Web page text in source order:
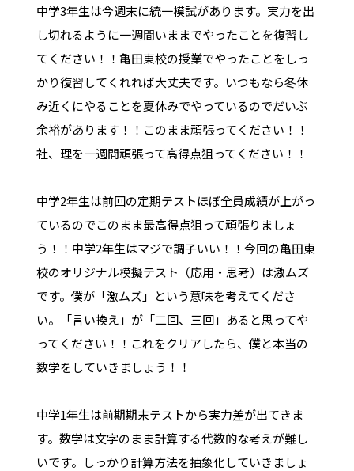
中学3年生は今週末に統一模試があります。実力を出
し切れるように一週間いままでやったことを復習し
てください！！亀田東校の授業でやったことをしっ
かり復習してくれれば大丈夫です。いつもなら冬休
み近くにやることを夏休みでやっているのでだいぶ
余裕があります！！このまま頑張ってください！！
社、理を一週間頑張って高得点狙ってください！！
中学2年生は前回の定期テストほぼ全員成績が上がっ
ているのでこのまま最高得点狙って頑張りましょ
う！！中学2年生はマジで調子いい！！今回の亀田東
校のオリジナル模擬テスト（応用・思考）は激ムズ
です。僕が「激ムズ」という意味を考えてくださ
い。「言い換え」が「二回、三回」あると思ってや
ってください！！これをクリアしたら、僕と本当の
数学をしていきましょう！！
中学1年生は前期期末テストから実力差が出てきま
す。数学は文字のまま計算する代数的な考えが難し
いです。しっかり計算方法を抽象化していきましょ